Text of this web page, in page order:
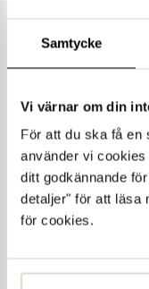
Samtycke
Vi värnar om din
För att du ska få en
använder vi
ditt godkännande
detaljer" för att läsa
för cookies.